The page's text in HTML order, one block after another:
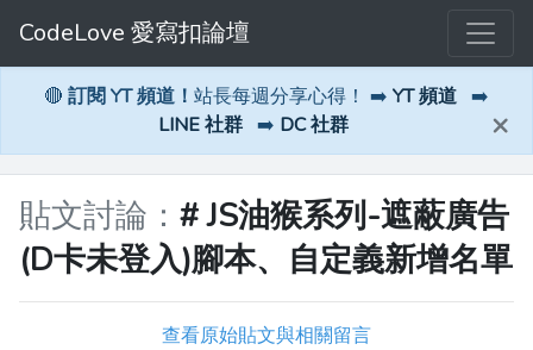
CodeLove 愛寫扣論壇
🔴 訂閱 YT 頻道！ 站長每週分享心得！ ➡️ YT 頻道 ➡️
LINE 社群 ➡️ DC 社群 ×
貼文討論： # JS油猴系列-遮蔽廣告
(D卡未登入)腳本、自定義新增名單
查看原始貼文與相關留言